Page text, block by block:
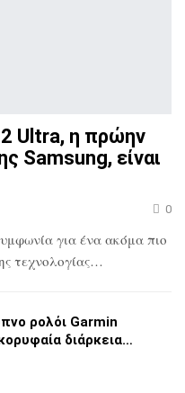
Ultra, η πρώην
Samsung, είναι
0
για ένα ακόμα πιο
τεχνολογίας…
ρολόι Garmin
διάρκεια…